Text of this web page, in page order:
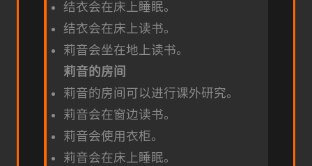
结衣会在床上睡眠。
结衣会在床上读书。
莉音会坐在地上读书。
莉音的房间
莉音的房间可以进行课外研究。
莉音会在窗边读书。
莉音会使用衣柜。
莉音会在床上睡眠。